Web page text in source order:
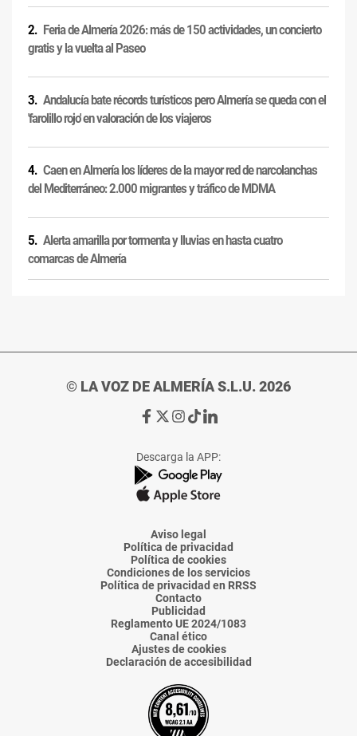
Feria de Almería 2026: más de 150 actividades, un concierto
gratis y la vuelta al Paseo
Andalucía bate récords turísticos pero Almería se queda con el
'farolillo rojo' en valoración de los viajeros
Caen en Almería los líderes de la mayor red de narcolanchas
del Mediterráneo: 2.000 migrantes y tráfico de MDMA
Alerta amarilla por tormenta y lluvias en hasta cuatro
comarcas de Almería
© LA VOZ DE ALMERÍA S.L.U. 2026
Ir
de
La
Voz
Almería
Ir
de
La
Voz
Almería
Ir
de
La
Voz
Almería
Ir
de
La
Voz
Almería
Ir
de
La
Voz
Descarga la APP:
Aviso legal
Política de privacidad
Política de cookies
Condiciones de los servicios
Política de privacidad en RRSS
Contacto
Publicidad
Reglamento UE 2024/1083
Canal ético
Ajustes de cookies
Declaración de accesibilidad